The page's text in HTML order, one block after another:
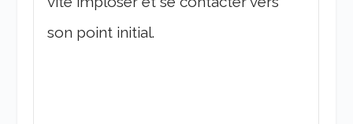
son point initial.